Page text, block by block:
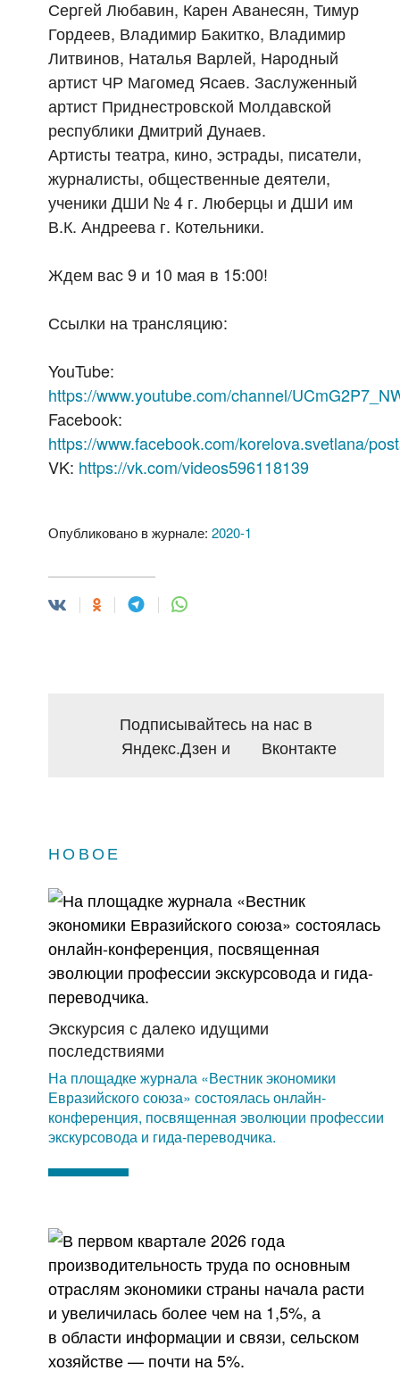
Сергей Любавин, Карен Аванесян, Тимур
Гордеев, Владимир Бакитко, Владимир
Литвинов, Наталья Варлей, Народный
артист ЧР Магомед Ясаев. Заслуженный
артист Приднестровской Молдавской
республики Дмитрий Дунаев.
Артисты театра, кино, эстрады, писатели,
журналисты, общественные деятели,
ученики ДШИ № 4 г. Люберцы и ДШИ им
В.К. Андреева г. Котельники.
Ждем вас 9 и 10 мая в 15:00!
Ссылки на трансляцию:
YouTube:
https://www.youtube.com/channel/
Facebook:
https://www.facebook.com/korelova.svetlana/
VK: https://vk.com/videos596118139
Опубликовано в журнале: 2020-1
Подписывайтесь на нас в
Яндекс.Дзен и Вконтакте
НОВОЕ
Экскурсия с далеко идущими
последствиями
На площадке журнала «Вестник экономики
Евразийского союза» состоялась онлайн-
конференция, посвященная эволюции профессии
экскурсовода и гида-переводчика.